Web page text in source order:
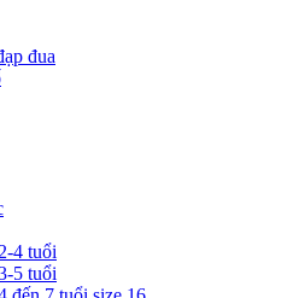
đua
4 tuổi
5 tuổi